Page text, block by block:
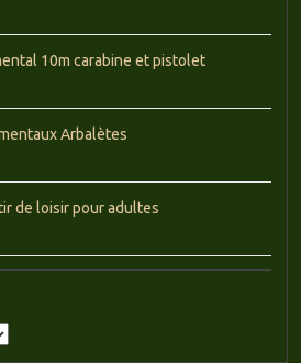
10m carabine et pistolet
Arbalètes
de loisir pour adultes